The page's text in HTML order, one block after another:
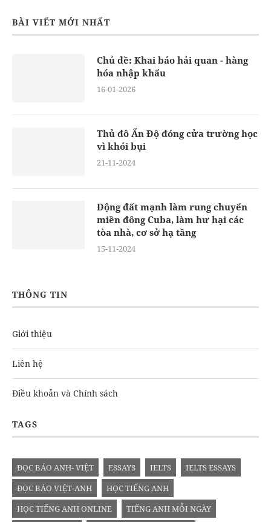
BÀI VIẾT MỚI NHẤT
Chủ đề: Khai báo hải quan - hàng
hóa nhập khẩu
16-01-2026
Thủ đô Ấn Độ đóng cửa trường học
vì khói bụi
21-11-2024
Động đất mạnh làm rung chuyển
miền đông Cuba, làm hư hại các
tòa nhà, cơ sở hạ tầng
15-11-2024
THÔNG TIN
Giới thiệu
Liên hệ
Điều khoản và Chính sách
TAGS
ĐỌC BÁO ANH- VIỆT ESSAYS IELTS
IELTS ESSAYS
ĐỌC BÁO VIỆT-ANH
HỌC TIẾNG ANH
HỌC TIẾNG ANH ONLINE
TIẾNG ANH MỖI NGÀY